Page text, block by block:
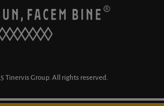
Tinervis Group. All rights reserved.